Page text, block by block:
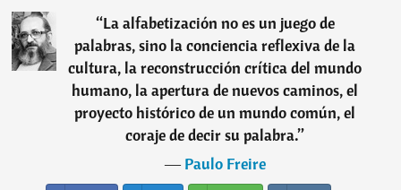
“La alfabetización no es un juego de
palabras, sino la conciencia reflexiva de la
cultura, la reconstrucción crítica del mundo
humano, la apertura de nuevos caminos, el
proyecto histórico de un mundo común, el
coraje de decir su palabra.”
―Paulo Freire